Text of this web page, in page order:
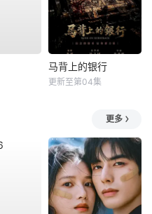
马背上的银行
更新至第04集
更多